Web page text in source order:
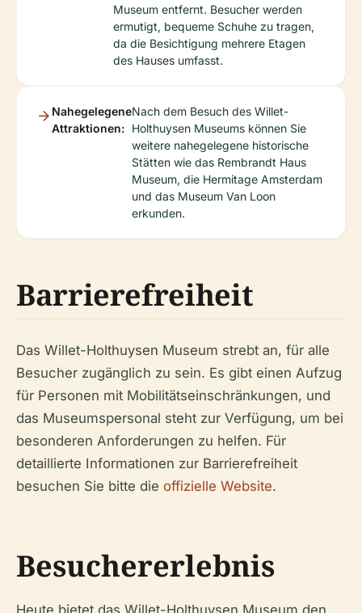
Museum entfernt. Besucher werden
ermutigt, bequeme Schuhe zu tragen,
da die Besichtigung mehrere Etagen
des Hauses umfasst.
Nahegelegene
Attraktionen:
Nach dem Besuch des Willet-
Holthuysen Museums können Sie
weitere nahegelegene historische
Stätten wie das Rembrandt Haus
Museum, die Hermitage Amsterdam
und das Museum Van Loon
erkunden.
Barrierefreiheit
Das Willet-Holthuysen Museum strebt an, für alle
Besucher zugänglich zu sein. Es gibt einen Aufzug
für Personen mit Mobilitätseinschränkungen, und
das Museumspersonal steht zur Verfügung, um bei
besonderen Anforderungen zu helfen. Für
detaillierte Informationen zur Barrierefreiheit
besuchen Sie bitte die offizielle Website.
Besuchererlebnis
Heute bietet das Willet-Holthuysen Museum den